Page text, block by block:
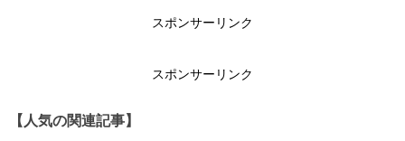
▶▶こちらも人気！！▶▶
キーワードは「光を放
スポンサーリンク
スポンサーリンク
【人気の関連記事】